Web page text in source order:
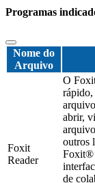
Programas
Nome do
Arquivo
Foxit
Reader
O
abrir,
outros
Foxit®
de